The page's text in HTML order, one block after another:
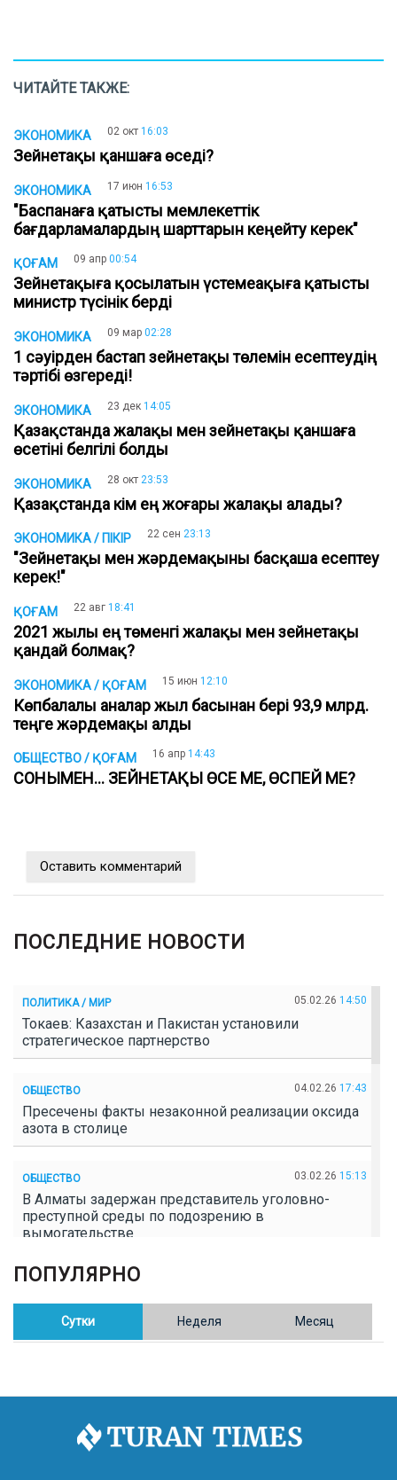
ЧИТАЙТЕ ТАКЖЕ:
ЭКОНОМИКА 02 окт 16:03
Зейнетақы қаншаға өседі?
ЭКОНОМИКА 17 июн 16:53
"Баспанаға қатысты мемлекеттік
бағдарламалардың шарттарын кеңейту керек"
ҚОҒАМ 09 апр 00:54
Зейнетақыға қосылатын үстемеақыға қатысты
министр түсінік берді
ЭКОНОМИКА 09 мар 02:28
1 сәуірден бастап зейнетақы төлемін есептеудің
тәртібі өзгереді!
ЭКОНОМИКА 23 дек 14:05
Қазақстанда жалақы мен зейнетақы қаншаға
өсетіні белгілі болды
ЭКОНОМИКА 28 окт 23:53
Қазақстанда кім ең жоғары жалақы алады?
ЭКОНОМИКА / ПІКІР 22 сен 23:13
"Зейнетақы мен жәрдемақыны басқаша есептеу
керек!"
ҚОҒАМ 22 авг 18:41
2021 жылы ең төменгі жалақы мен зейнетақы
қандай болмақ?
ЭКОНОМИКА / ҚОҒАМ 15 июн 12:10
Көпбалалы аналар жыл басынан бері 93,9 млрд.
теңге жәрдемақы алды
ОБЩЕСТВО / ҚОҒАМ 16 апр 14:43
СОНЫМЕН... ЗЕЙНЕТАҚЫ ӨСЕ МЕ, ӨСПЕЙ МЕ?
Оставить комментарий
ПОСЛЕДНИЕ НОВОСТИ
ПОЛИТИКА / МИР 05.02.26 14:50
Токаев: Казахстан и Пакистан установили
стратегическое партнерство
ОБЩЕСТВО 04.02.26 17:43
Пресечены факты незаконной реализации оксида
азота в столице
ОБЩЕСТВО 03.02.26 15:13
В Алматы задержан представитель уголовно-
преступной среды по подозрению в
вымогательстве
ОБЩЕСТВО
Полицейские пресекли незаконное выращивание
конопли в Таразе
Казахстан возглавил Договор о зоне, свободной от
ПОПУЛЯРНО
Сутки Неделя Месяц